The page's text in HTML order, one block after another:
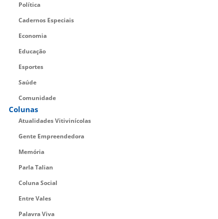
Política
Cadernos Especiais
Economia
Educação
Esportes
Saúde
Comunidade
Colunas
Atualidades Vitivinícolas
Gente Empreendedora
Memória
Parla Talian
Coluna Social
Entre Vales
Palavra Viva